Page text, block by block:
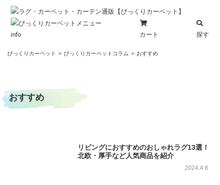
info カート 探す
ツ
へ
びっくりカーペット びっくりカーペットコラム おすすめ
おすすめ
リビングにおすすめのおしゃれラグ13選！
北欧・厚手など人気商品を紹介
2024.4.6